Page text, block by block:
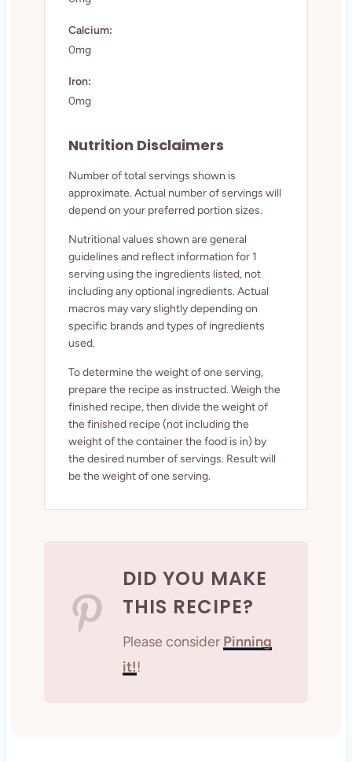
Calcium:
0mg
Iron:
0mg
Nutrition Disclaimers
Number of total servings shown is
approximate. Actual number of servings will
depend on your preferred portion sizes.
Nutritional values shown are general
guidelines and reflect information for 1
serving using the ingredients listed, not
including any optional ingredients. Actual
macros may vary slightly depending on
specific brands and types of ingredients
used.
To determine the weight of one serving,
prepare the recipe as instructed. Weigh the
finished recipe, then divide the weight of
the finished recipe (not including the
weight of the container the food is in) by
the desired number of servings. Result will
be the weight of one serving.
DID YOU MAKE
THIS RECIPE?
Please consider Pinning
it!!